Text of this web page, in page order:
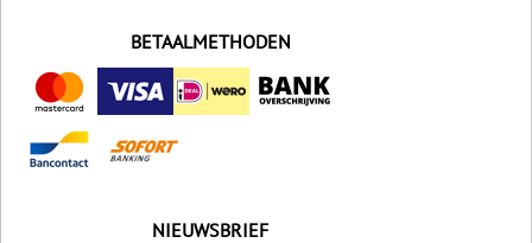
BETAALMETHODEN
NIEUWSBRIEF